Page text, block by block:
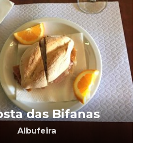
das Bifanas
Albufeira